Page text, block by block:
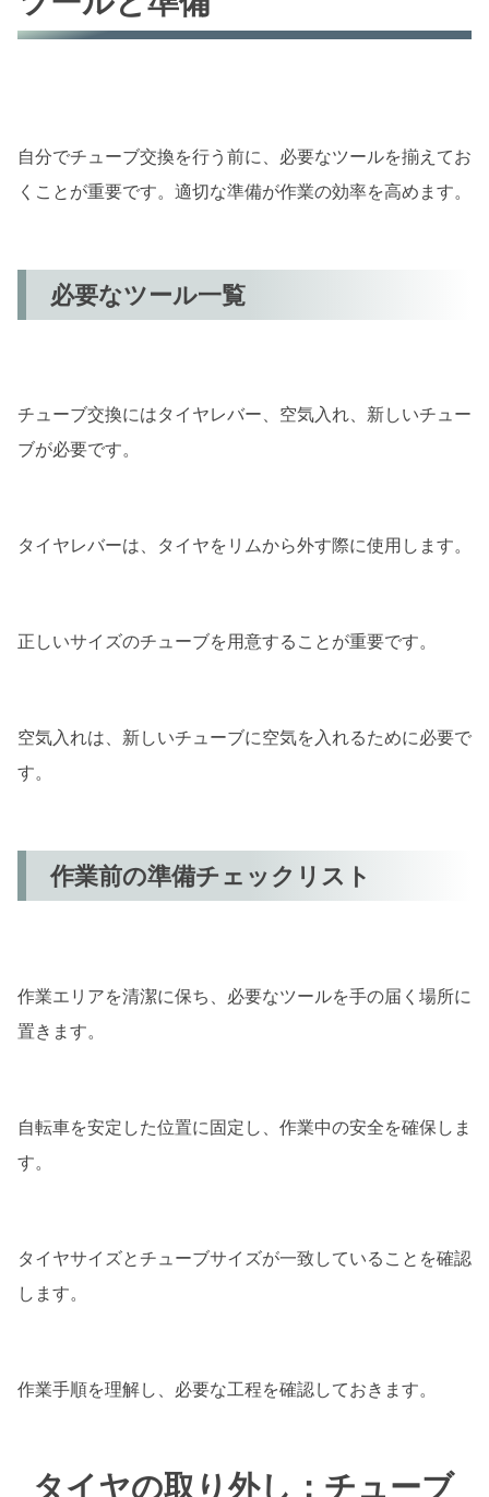
タイヤの取り外し：チューブ交換の第一歩
古いチューブの取り出しとチェック
古いチューブの取り出し方
チューブ交換の準備：必要なツールと準備
必要なツール一覧
タイヤ取り外しの手順
まとめ
自分でチューブ交換を行う前に、必要なツールを揃えてお
くことが重要です。適切な準備が作業の効率を高めます。
必要なツール一覧
チューブ交換にはタイヤレバー、空気入れ、新しいチュー
ブが必要です。
タイヤレバーは、タイヤをリムから外す際に使用します。
正しいサイズのチューブを用意することが重要です。
空気入れは、新しいチューブに空気を入れるために必要で
す。
作業前の準備チェックリスト
作業エリアを清潔に保ち、必要なツールを手の届く場所に
置きます。
自転車を安定した位置に固定し、作業中の安全を確保しま
す。
タイヤサイズとチューブサイズが一致していることを確認
します。
作業手順を理解し、必要な工程を確認しておきます。
タイヤの取り外し：チューブ